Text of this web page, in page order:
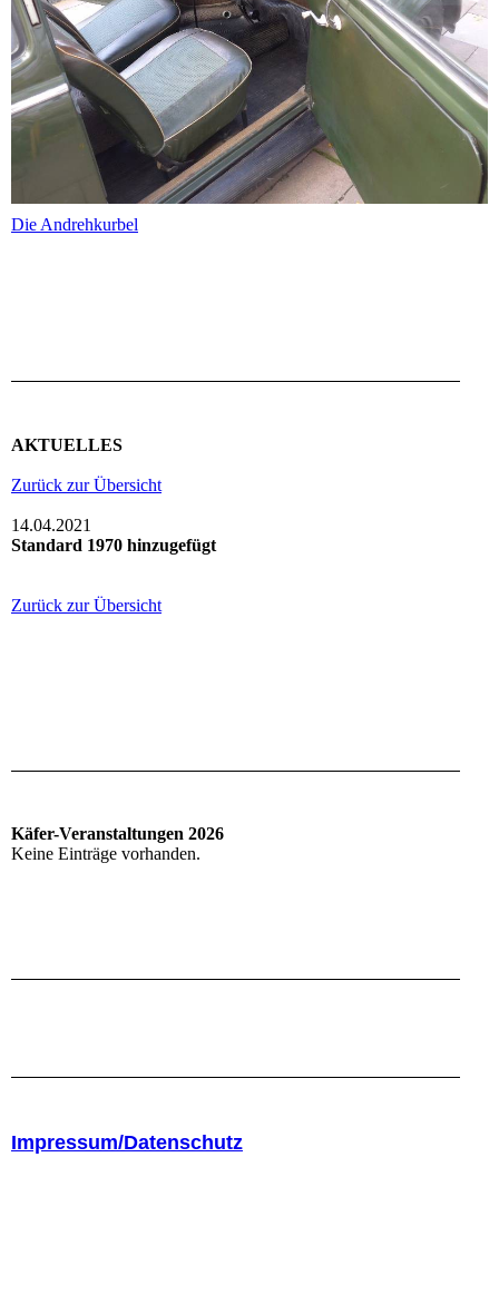
Die Andrehkurbel
AKTUELLES
Zurück zur Übersicht
14.04.2021
Standard 1970 hinzugefügt
Zurück zur Übersicht
Käfer-Veranstaltungen 2026
Keine Einträge vorhanden.
Impressum/Datenschutz